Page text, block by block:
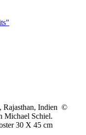
Rajasthan, Indien ©
Michael Schiel.
30 X 45 cm